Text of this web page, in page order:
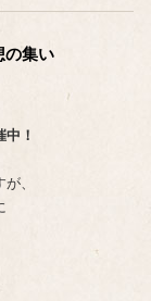
の集い
！
、